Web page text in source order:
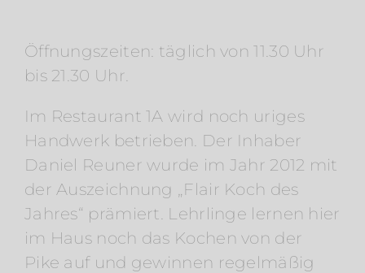
Öffnungszeiten: täglich von 11.30 Uhr
bis 21.30 Uhr.
Im Restaurant 1A wird noch uriges
Handwerk betrieben. Der Inhaber
Daniel Reuner wurde im Jahr 2012 mit
der Auszeichnung „Flair Koch des
Jahres“ prämiert. Lehrlinge lernen hier
im Haus noch das Kochen von der
Pike auf und gewinnen regelmäßig